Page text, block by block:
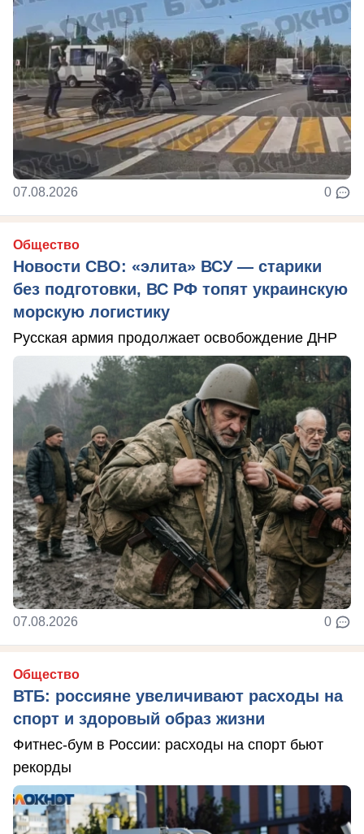
07.08.2026 0
Общество
Новости СВО: «элита» ВСУ — старики
без подготовки, ВС РФ топят украинскую
морскую логистику
Русская армия продолжает освобождение ДНР
07.08.2026 0
Общество
ВТБ: россияне увеличивают расходы на
спорт и здоровый образ жизни
Фитнес-бум в России: расходы на спорт бьют
рекорды